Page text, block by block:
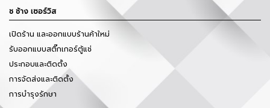
ช ช้าง เซอร์วิส
เปิดร้าน และออกแบบร้านค้าใหม่
รับออกแบบสติ๊กเกอร์ตู้แช่
ประกอบและติดตั้ง
การจัดส่งและติดตั้ง
การบำรุงรักษา